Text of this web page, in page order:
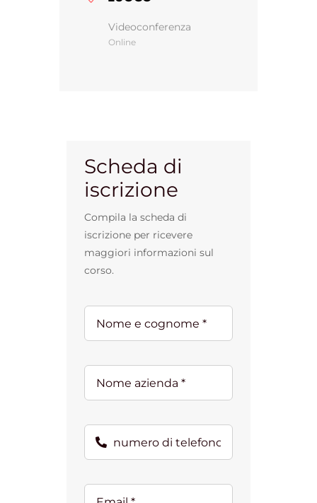
Gestione d’impresa
Videoconferenza
Online
Scheda di
iscrizione
Compila la scheda di
iscrizione per ricevere
maggiori informazioni sul
corso.